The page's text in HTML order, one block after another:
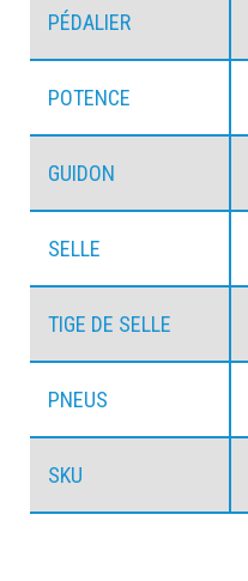
PÉDALIER
POTENCE
GUIDON
SELLE
TIGE DE SELLE
PNEUS
SKU